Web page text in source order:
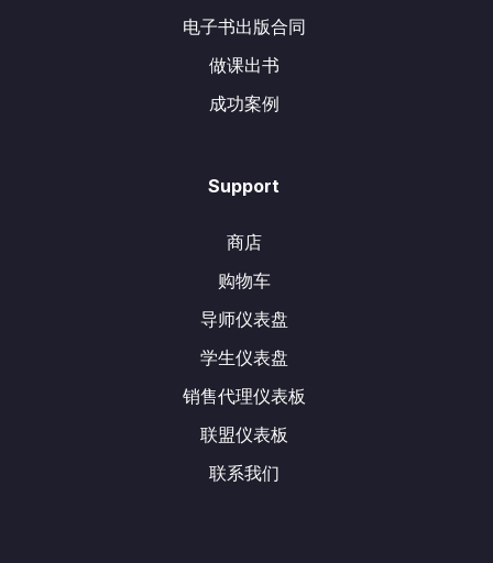
电子书出版合同
做课出书
成功案例
Support
商店
购物车
导师仪表盘
学生仪表盘
销售代理仪表板
联盟仪表板
联系我们